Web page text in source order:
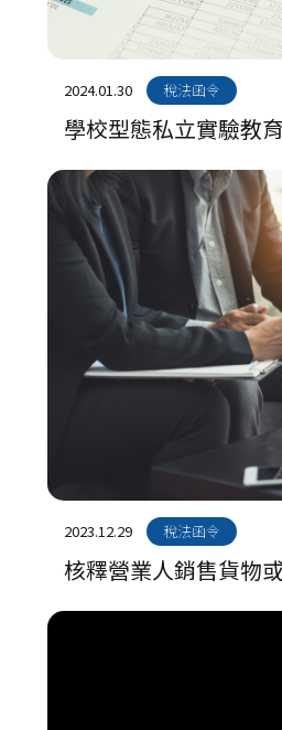
2024.01.30 稅法函令
學校型態私立實驗教
機關團體免納所得稅
本文規定
2023.12.29 稅法函令
核釋營業人銷售貨物
人延遲支付價款依民